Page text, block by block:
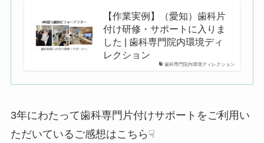
歯科専門院内環境ディレクション
【作業実例】（愛知）歯科片
付け研修・サポートに入りま
した | 歯科専門院内環境ディ
レクション
3年にわたって歯科専門片付けサポートをご利用い
ただいているご感想はこちら☟